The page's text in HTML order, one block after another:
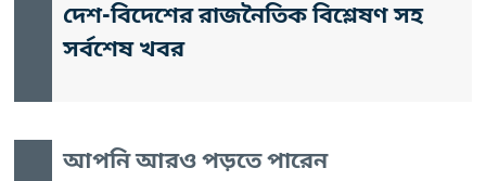
দেশ-বিদেশের রাজনৈতিক বিশ্লেষণ সহ
সর্বশেষ খবর
আপনি আরও পড়তে পারেন